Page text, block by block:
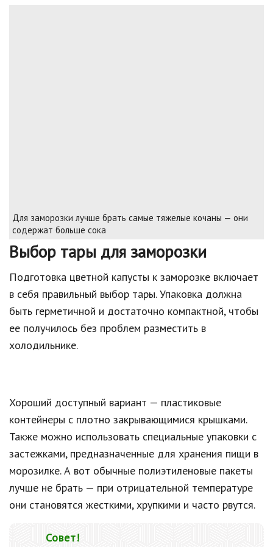
Для заморозки лучше брать самые тяжелые кочаны — они
содержат больше сока
Выбор тары для заморозки
Подготовка цветной капусты к заморозке включает
в себя правильный выбор тары. Упаковка должна
быть герметичной и достаточно компактной, чтобы
ее получилось без проблем разместить в
холодильнике.
Хороший доступный вариант — пластиковые
контейнеры с плотно закрывающимися крышками.
Также можно использовать специальные упаковки с
застежками, предназначенные для хранения пищи в
морозилке. А вот обычные полиэтиленовые пакеты
лучше не брать — при отрицательной температуре
они становятся жесткими, хрупкими и часто рвутся.
Совет!